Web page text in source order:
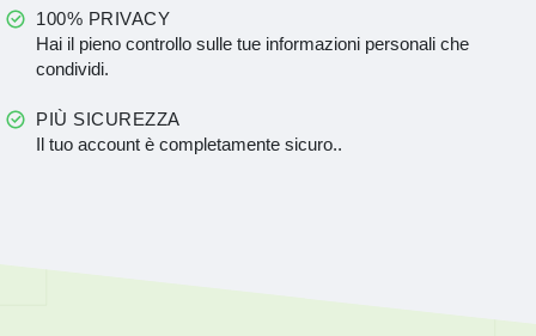
100% PRIVACY
Hai il pieno controllo sulle tue informazioni personali che
condividi.
PIÙ SICUREZZA
Il tuo account è completamente sicuro..